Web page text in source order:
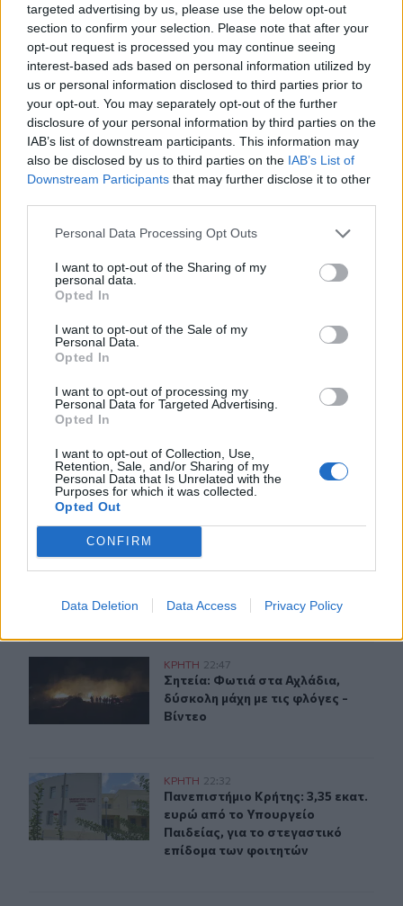
targeted advertising by us, please use the below opt-out
section to confirm your selection. Please note that after your
opt-out request is processed you may continue seeing
interest-based ads based on personal information utilized by
us or personal information disclosed to third parties prior to
your opt-out. You may separately opt-out of the further
disclosure of your personal information by third parties on the
IAB’s list of downstream participants. This information may
also be disclosed by us to third parties on the IAB’s List of
Downstream Participants that may further disclose it to other
Personal Data Processing Opt Outs
I want to opt-out of the Sharing of my
personal data.
Opted In
I want to opt-out of the Sale of my
Personal Data.
Opted In
I want to opt-out of processing my
Personal Data for Targeted Advertising.
Opted In
I want to opt-out of Collection, Use,
Retention, Sale, and/or Sharing of my
Personal Data that Is Unrelated with the
Purposes for which it was collected.
Opted Out
CONFIRM
Data Deletion Data Access Privacy Policy
21:39
Λαμία: Απατεώνες άρπαξαν μεγάλο χρηματικό ποσό από
ηλικιωμένη
21:33
Μεσογειακή φώκια έκανε στάση για ξεκούραση στην
παραλία της Αγίας Βάσως στο Τρίκερι
Μεταναστευτικό: Σύλληψη 18χρονου διακινητή για την
"καραβιά" στον Τσούτσουρα
Δημοπρατείται η μπάλα των ιστορικών γκολ του
Μαραντόνα επί της Αγγλίας στο Μουντιάλ 1986
21:08
Διεθνείς διακρίσεις για τη μαθητική ταινία stop motion
«Shared Weights» του 8ου Γυμνασίου Ηρακλείου
20:57
ΥΠΑΑΤ – ΑΑΔΕ: Υπεγράφη κοινή απόφαση για
ΠΕΡΙΣΣΟΤΕΡΑ
ΣΧΕΤΙΚA AΡΘΡΑ
Σητεία: Φωτιά στα Αχλάδια, δύσκολη μάχη με τις
ΚΡΗΤΗ 22:47
Σητεία: Φωτιά στα Αχλάδια,
Σητεία: Φωτιά στα Αχλάδια,
δύσκολη μάχη με τις φλόγες -
Βίντεο
Πανεπιστήμιο Κρήτης: 3,35 εκατ. ευρώ από το
ΚΡΗΤΗ 22:32
Πανεπιστήμιο Κρήτης: 3,35 εκατ.
Πανεπιστήμιο Κρήτης: 3,35 εκατ.
ευρώ από το Υπουργείο
Παιδείας, για το στεγαστικό
επίδομα των φοιτητών